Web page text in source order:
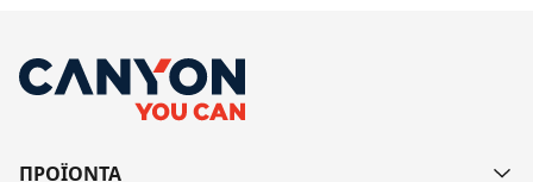
ΠΡΟΪΟΝΤΑ